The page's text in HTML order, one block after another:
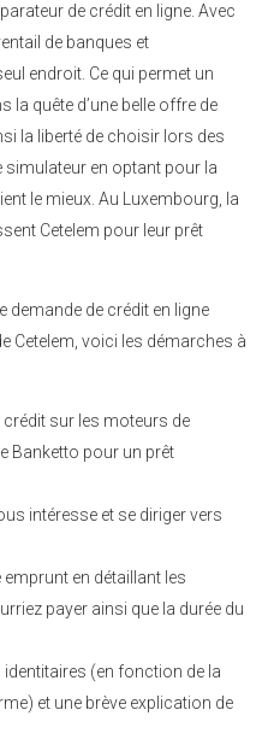
de crédit en ligne. Avec
de banques et
endroit. Ce qui permet un
la quête d’une belle offre de
la liberté de choisir lors des
en optant pour la
le mieux. Au Luxembourg, la
Cetelem pour leur prêt
demande de crédit en ligne
Cetelem, voici les démarches à
sur les moteurs de
Banketto pour un prêt
intéresse et se diriger vers
en détaillant les
payer ainsi que la durée du
(en fonction de la
et une brève explication de